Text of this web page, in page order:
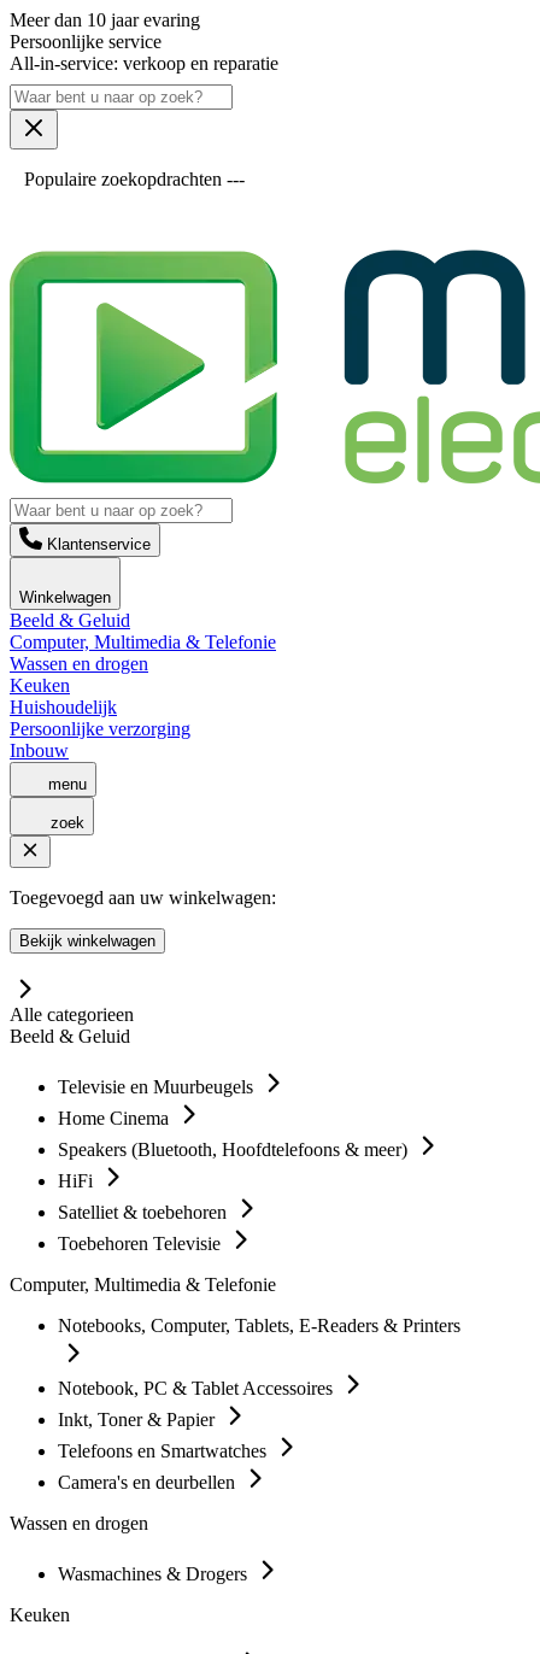
Meer dan 10 jaar evaring
Persoonlijke service
All-in-service: verkoop en reparatie
Populaire zoekopdrachten ---
Klantenservice
Winkelwagen
Beeld & Geluid
Computer, Multimedia & Telefonie
Wassen en drogen
Keuken
Huishoudelijk
Persoonlijke verzorging
Inbouw
menu
zoek
Toegevoegd aan uw winkelwagen:
Bekijk winkelwagen
Alle categorieen
Beeld & Geluid
Televisie en Muurbeugels
Home Cinema
Speakers (Bluetooth, Hoofdtelefoons & meer)
HiFi
Satelliet & toebehoren
Toebehoren Televisie
Computer, Multimedia & Telefonie
Notebooks, Computer, Tablets, E-Readers & Printers
Notebook, PC & Tablet Accessoires
Inkt, Toner & Papier
Telefoons en Smartwatches
Camera's en deurbellen
Wassen en drogen
Wasmachines & Drogers
Keuken